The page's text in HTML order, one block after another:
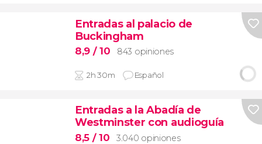
Entradas al palacio de
Buckingham
8,9 / 10 843 opiniones
2h 30m Español
Entradas a la Abadía de
Westminster con audioguía
8,5 / 10 3.040 opiniones